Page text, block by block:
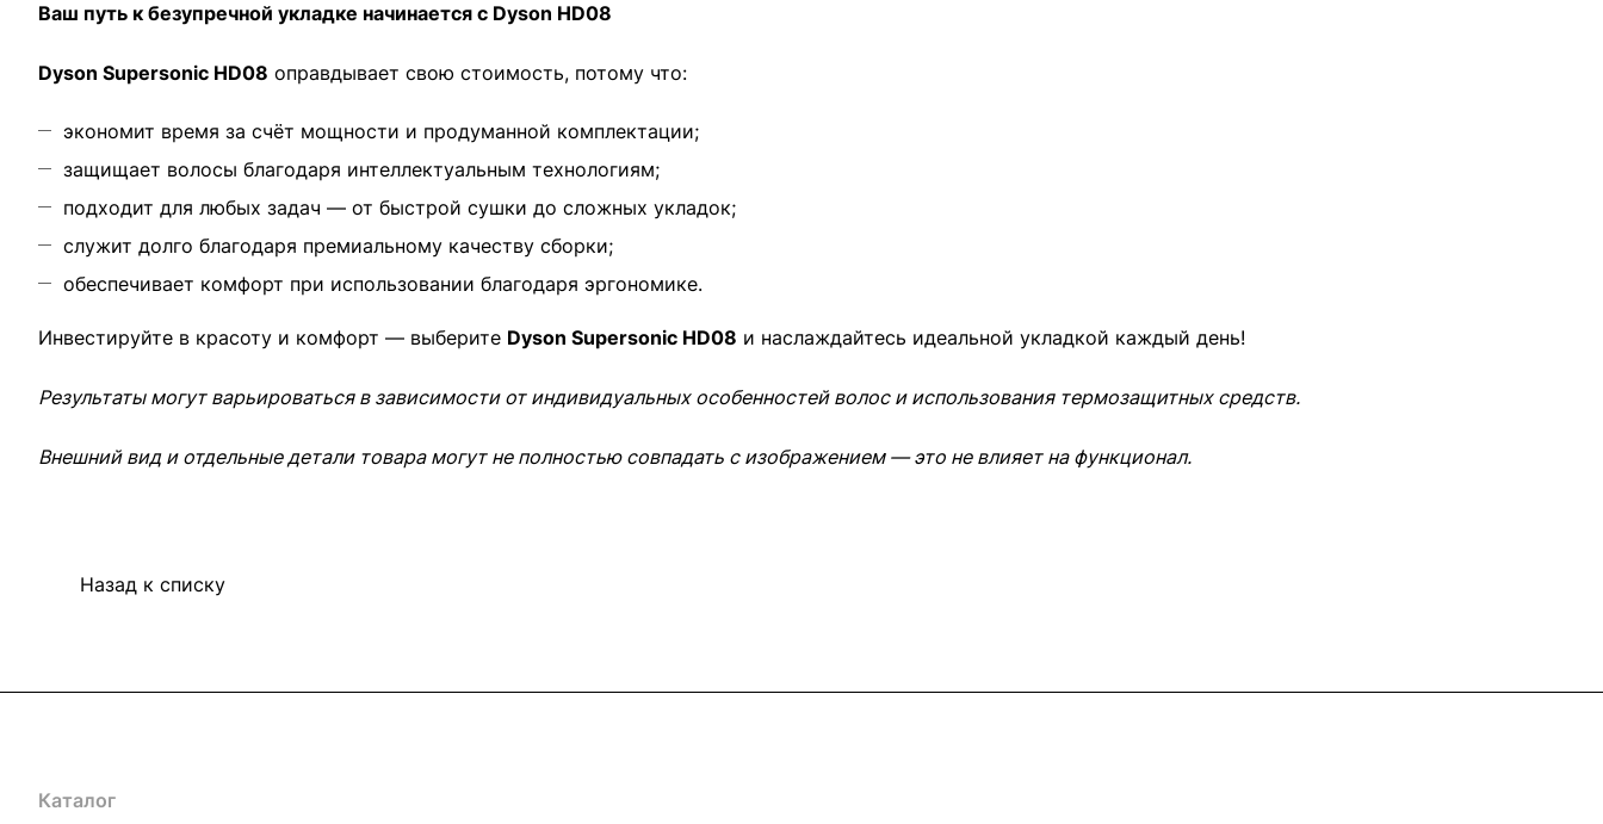
Ваш путь к безупречной укладке начинается с Dyson HD08
Dyson Supersonic HD08 оправдывает свою стоимость, потому что:
экономит время за счёт мощности и продуманной комплектации;
защищает волосы благодаря интеллектуальным технологиям;
подходит для любых задач — от быстрой сушки до сложных укладок;
служит долго благодаря премиальному качеству сборки;
обеспечивает комфорт при использовании благодаря эргономике.
Инвестируйте в красоту и комфорт — выберите Dyson Supersonic HD08 и наслаждайтесь идеальной укладкой каждый день!
Результаты могут варьироваться в зависимости от индивидуальных особенностей волос и использования термозащитных средств.
Внешний вид и отдельные детали товара могут не полностью совпадать с изображением — это не влияет на функционал.
Назад к списку
Каталог